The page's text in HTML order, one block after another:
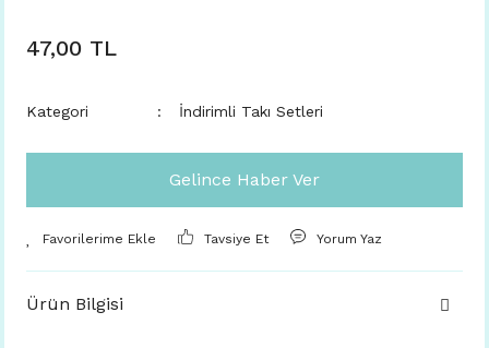
47,00 TL
Kategori İndirimli Takı Setleri
Gelince Haber Ver
Tavsiye Et Yorum Yaz
Ürün Bilgisi